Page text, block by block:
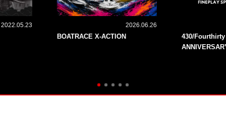
2022.05.23 2026.06.26
BOATRACE X-ACTION
430/